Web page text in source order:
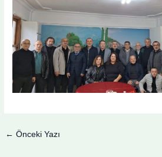
← Önceki Yazı